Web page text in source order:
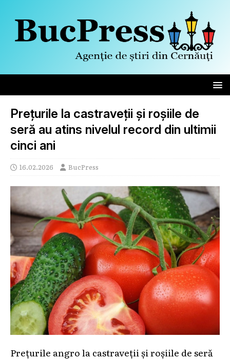
Prețurile la castraveții și roșiile de
seră au atins nivelul record din ultimii
cinci ani
16.02.2026 BucPress
Prețurile angro la castraveții și roșiile de seră